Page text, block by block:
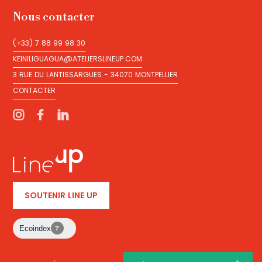
SOUTENIR LINE UP
Ecoindex ?
Nous contacter
(+33) 7 88 99 98 30
(+33) 7 88 99 98 30
KEINILIGUAGUA@ATELIERSLINEUP.COM
KEINILIGUAGUA@ATELIERSLINEUP.COM
3 RUE DU LANTISSARGUES - 34070 MONTPELLIER
3 RUE DU LANTISSARGUES - 34070 MONTPELLIER
CONTACTER